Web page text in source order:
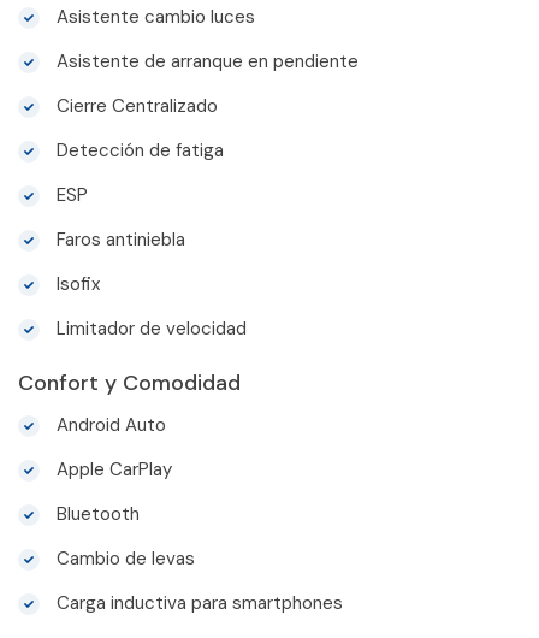
Asistente cambio luces
Asistente de arranque en pendiente
Cierre Centralizado
Detección de fatiga
ESP
Faros antiniebla
Isofix
Limitador de velocidad
Confort y Comodidad
Android Auto
Apple CarPlay
Bluetooth
Cambio de levas
Carga inductiva para smartphones